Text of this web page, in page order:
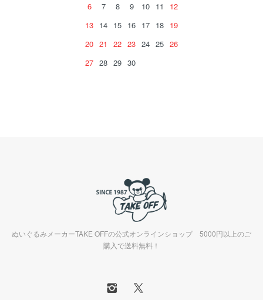
6
7 8 9 10 11
12
13 14 15 16 17 18 19
20 21 22 23 24 25 26
27 28 29 30
ぬいぐるみメーカーTAKE OFFの公式オンラインショップ 5000円以上のご
購入で送料無料！